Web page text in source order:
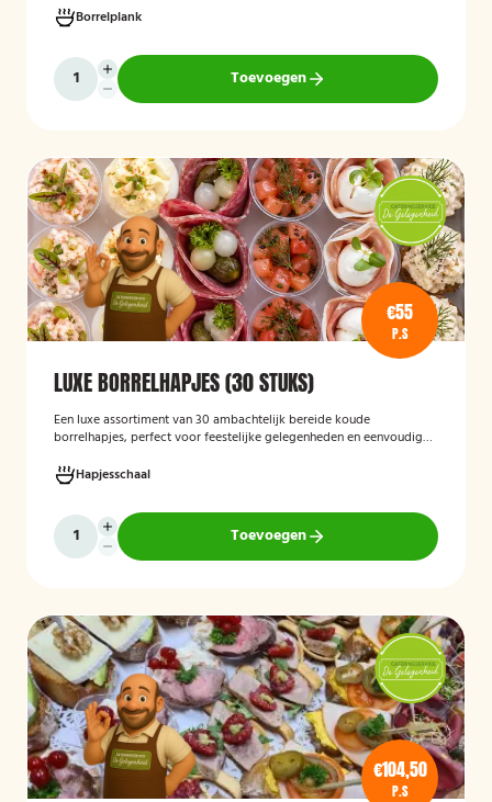
Hieronder ziet u een selectie uit ons aanbod. De tapasspiesjesschaal
is geschikt voor maximaal 6 personen.
Borrelplank
Toevoegen
€55
P.S
LUXE BORRELHAPJES (30 STUKS)
Een luxe assortiment van 30 ambachtelijk bereide koude
borrelhapjes, perfect voor feestelijke gelegenheden en eenvoudig
Hapjesschaal
Toevoegen
€104,50
P.S